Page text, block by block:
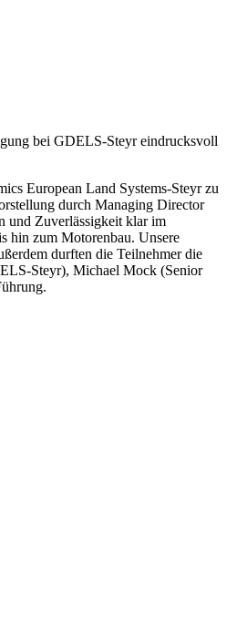
bei GDELS-Steyr eindrucksvoll
European Land Systems-Steyr zu
durch Managing Director
und Zuverlässigkeit klar im
hin zum Motorenbau. Unsere
durften die Teilnehmer die
Steyr), Michael Mock (Senior